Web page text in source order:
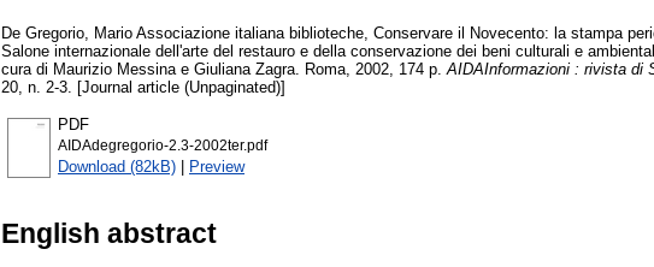
De Gregorio, Mario Associazione italiana biblioteche, Conservare il Novecento: la stampa
Salone internazionale dell'arte del restauro e della conservazione dei beni culturali e
cura di Maurizio Messina e Giuliana Zagra. Roma, 2002, 174 p. AIDAInformazioni : rivista di
20, n. 2-3. [Journal article (Unpaginated)]
PDF
AIDAdegregorio-2.3-2002ter.pdf
Download (82kB) | Preview
English abstract